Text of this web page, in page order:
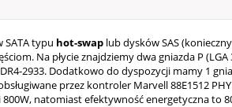
SATA typu hot-swap lub dysków SAS
Na płycie znajdziemy dwa gniazda P
2933. Dodatkowo do dyspozycji mamy 1
przez kontroler Marvell 88E1512
natomiast efektywność energetyczna